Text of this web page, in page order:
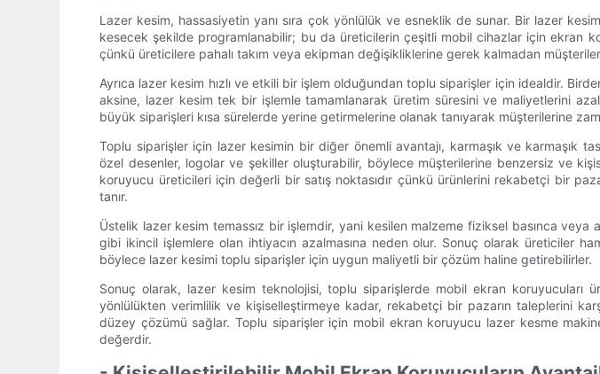
Lazer kesim, hassasiyetin yanı sıra çok yönlülük ve esneklik de sunar. Bir lazer
kesecek şekilde programlanabilir; bu da üreticilerin çeşitli mobil cihazlar için ekran
çünkü üreticilere pahalı takım veya ekipman değişikliklerine gerek kalmadan
Ayrıca lazer kesim hızlı ve etkili bir işlem olduğundan toplu siparişler için idealdir.
aksine, lazer kesim tek bir işlemle tamamlanarak üretim süresini ve maliyetlerini
büyük siparişleri kısa sürelerde yerine getirmelerine olanak tanıyarak müşterilerine
Toplu siparişler için lazer kesimin bir diğer önemli avantajı, karmaşık ve karmaşık
özel desenler, logolar ve şekiller oluşturabilir, böylece müşterilerine benzersiz ve
koruyucu üreticileri için değerli bir satış noktasıdır çünkü ürünlerini rekabetçi bir
tanır.
Üstelik lazer kesim temassız bir işlemdir, yani kesilen malzeme fiziksel basınca
gibi ikincil işlemlere olan ihtiyacın azalmasına neden olur. Sonuç olarak üreticiler
böylece lazer kesimi toplu siparişler için uygun maliyetli bir çözüm haline getirebilirler.
Sonuç olarak, lazer kesim teknolojisi, toplu siparişlerde mobil ekran
yönlülükten verimlilik ve kişiselleştirmeye kadar, rekabetçi bir pazarın taleplerini
düzey çözümü sağlar. Toplu siparişler için mobil ekran koruyucu lazer kesme
değerdir.